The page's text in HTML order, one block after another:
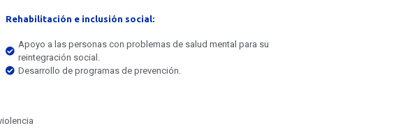
Rehabilitación e inclusión social:
Apoyo a las personas con problemas de salud mental para su
reintegración social.
Desarrollo de programas de prevención.